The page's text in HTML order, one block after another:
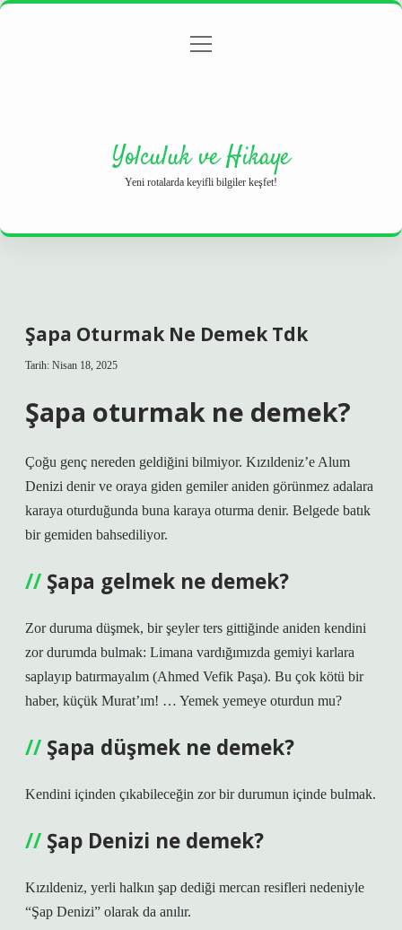
Gizlilik Politikası
menüyü
Yolculuk ve Hikaye
Yeni rotalarda keyifli bilgiler keşfet!
Şapa Oturmak Ne Demek Tdk
Tarih: Nisan 18, 2025
Şapa oturmak ne demek?
Çoğu genç nereden geldiğini bilmiyor. Kızıldeniz’e Alum
Denizi denir ve oraya giden gemiler aniden görünmez adalara
karaya oturduğunda buna karaya oturma denir. Belgede batık
bir gemiden bahsediliyor.
Şapa gelmek ne demek?
Zor duruma düşmek, bir şeyler ters gittiğinde aniden kendini
zor durumda bulmak: Limana vardığımızda gemiyi karlara
saplayıp batırmayalım (Ahmed Vefik Paşa). Bu çok kötü bir
haber, küçük Murat’ım! … Yemek yemeye oturdun mu?
Şapa düşmek ne demek?
Kendini içinden çıkabileceğin zor bir durumun içinde bulmak.
Şap Denizi ne demek?
Kızıldeniz, yerli halkın şap dediği mercan resifleri nedeniyle
“Şap Denizi” olarak da anılır.